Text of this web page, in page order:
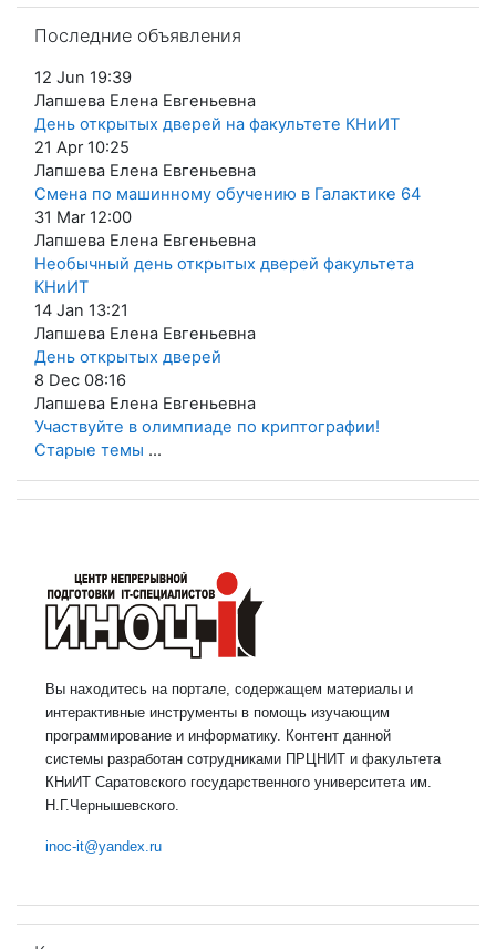
Последние объявления
12 Jun 19:39
Лапшева Елена Евгеньевна
День открытых дверей на факультете КНиИТ
21 Apr 10:25
Лапшева Елена Евгеньевна
Смена по машинному обучению в Галактике 64
31 Mar 12:00
Лапшева Елена Евгеньевна
Необычный день открытых дверей факультета
КНиИТ
14 Jan 13:21
Лапшева Елена Евгеньевна
День открытых дверей
8 Dec 08:16
Лапшева Елена Евгеньевна
Участвуйте в олимпиаде по криптографии!
Старые темы ...
Вы находитесь на портале, содержащем материалы и
интерактивные инструменты в помощь изучающим
программирование и информатику. Контент данной
системы разработан сотрудниками ПРЦНИТ и факультета
КНиИТ Саратовского государственного университета им.
Н.Г.Чернышевского.
inoc-it@yandex.ru